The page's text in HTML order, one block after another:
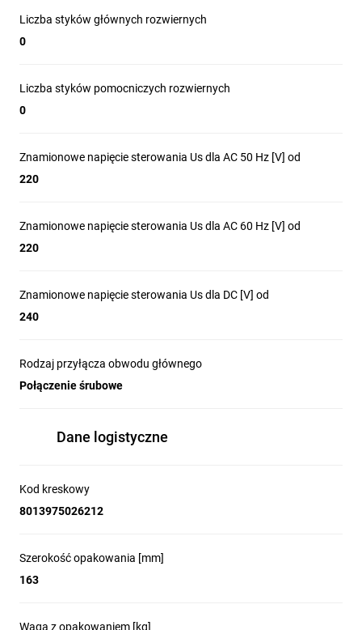
Liczba styków głównych rozwiernych
0
Liczba styków pomocniczych rozwiernych
0
Znamionowe napięcie sterowania Us dla AC 50 Hz [V] od
220
Znamionowe napięcie sterowania Us dla AC 60 Hz [V] od
220
Znamionowe napięcie sterowania Us dla DC [V] od
240
Rodzaj przyłącza obwodu głównego
Połączenie śrubowe
Dane logistyczne
Kod kreskowy
8013975026212
Szerokość opakowania [mm]
163
Waga z opakowaniem [kg]